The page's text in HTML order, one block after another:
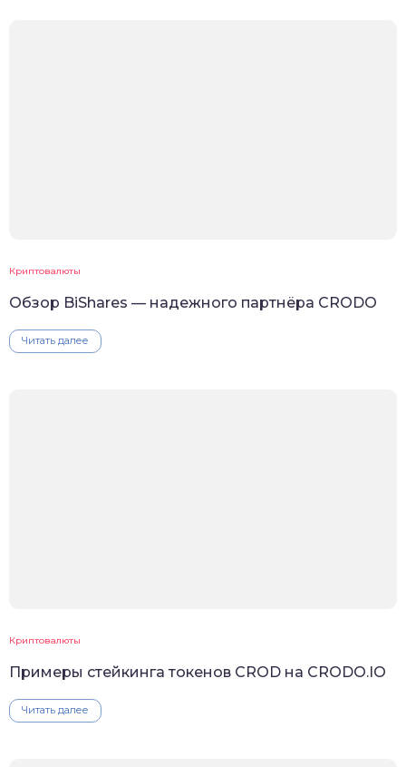
Криптовалюты
Обзор BiShares — надежного партнёра CRODO
Читать далее
Криптовалюты
Примеры стейкинга токенов CROD на CRODO.IO
Читать далее